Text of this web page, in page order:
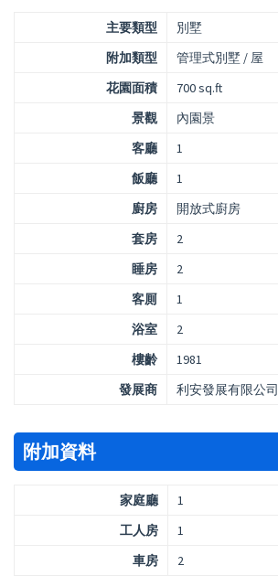
主要類型
別墅
附加類型
管理式別墅 / 屋
花園面積
700 sq.ft
景觀
內園景
客廳
1
飯廳
1
廚房
開放式廚房
套房
2
睡房
2
客厠
1
浴室
2
樓齡
1981
發展商
利安發展有限公司
附加資料
家庭廳
1
工人房
1
車房
2